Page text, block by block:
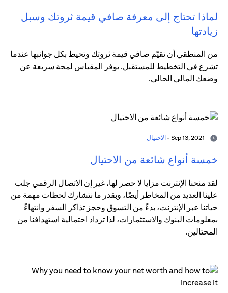
لماذا تحتاج إلى معرفة صافي قيمة ثروتك وسبل
زيادتها
من المنطقي أن تقيّم صافي قيمة ثروتك وتحيط بكل جوانبها عندما
تشرع في التخطيط للمستقبل. يوفر المقياس لمحة سريعة عن
وضعك المالي الحالي.
الاحتيال
خمسة أنواع شائعة من الاحتيال
لقد منحنا الإنترنت مزايا لا حصر لها، غير إن الاتصال الرقمي جلب
علينا العديد من المخاطر أيضًا، وبقدر ما نتشارك لحظات مهمة من
حياتنا عبر الإنترنت، بدءً من التسوق وحجز تذاكر السفر وانتهاءً
بمعلومات البنوك والاستثمارات، لذا تزداد احتمالية استهدافنا من
المحتالين.